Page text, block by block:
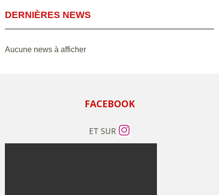
DERNIÈRES NEWS
Aucune news à afficher
FACEBOOK
ET SUR